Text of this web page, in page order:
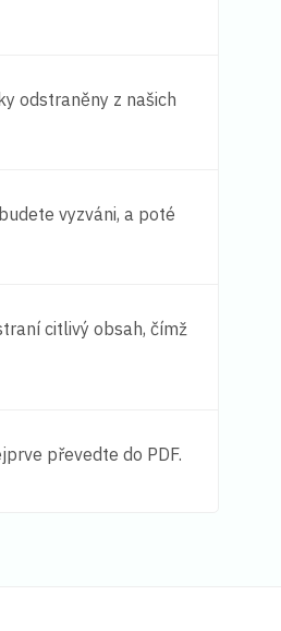
odstraněny z našich
vyzváni, a poté
citlivý obsah, čímž
převedte do PDF.